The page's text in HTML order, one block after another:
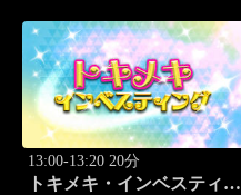
13:00-13:20 20分
トキメキ・インベスティン